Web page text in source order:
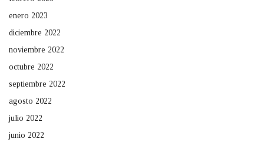
enero 2023
diciembre 2022
noviembre 2022
octubre 2022
septiembre 2022
agosto 2022
julio 2022
junio 2022